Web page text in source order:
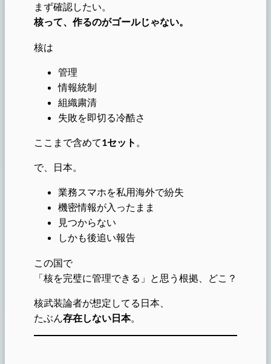
まず確認したい。
核って、作るのがゴールじゃない。
核は
管理
情報統制
組織粛清
失敗を即切る冷酷さ
ここまで含めて1セット 。
で、日本。
業務スマホを私用海外で紛失
機密情報が入ったまま
見つからない
しかも後追い報告
この国で
「核を完璧に管理できる」と思う根拠、どこ？
核武装論者が想定してる日本、
たぶん 存在しない日本。